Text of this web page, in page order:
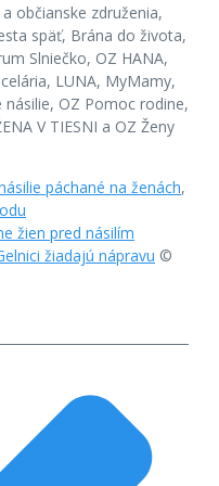
občianske združenia,
späť, Brána do života,
Slniečko, OZ HANA,
LUNA, MyMamy,
OZ Pomoc rodine,
V TIESNI a OZ Ženy
páchané na ženách,
žien pred násilím
žiadajú nápravu ©